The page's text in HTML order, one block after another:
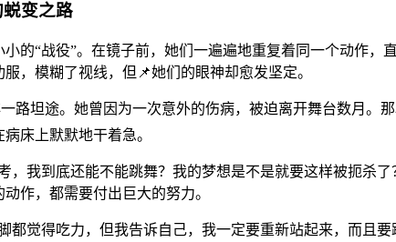
变之路
的“战役”。在镜子前，她们一遍遍地重复着同一个动作
，模糊了视线，但📌她们的眼神却愈发坚定。
路坦途。她曾因为一次意外的伤病，被迫离开舞台数月
床上默默地干着急。
，我到底还能不能跳舞？我的梦想是不是就要这样被扼杀
作，都需要付出巨大的努力。
都觉得吃力，但我告诉自己，我一定要重新站起来，而且